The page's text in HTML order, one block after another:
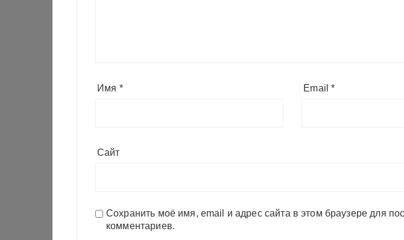
Имя * Email*
Сайт
Сохранить моё имя, email и адрес сайта в этом браузере для
комментариев.